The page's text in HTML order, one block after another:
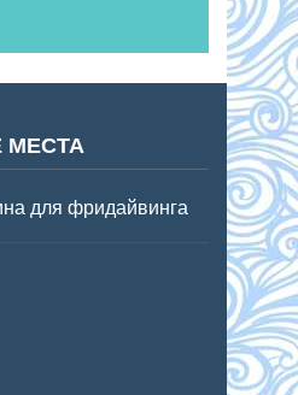
МЕСТА
для фридайвинга